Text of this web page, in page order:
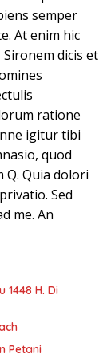
semper
At enim hic
dicis et
ratione
igitur tibi
quod
Q. Quia dolori
Sed
me. An
H. Di
Petani